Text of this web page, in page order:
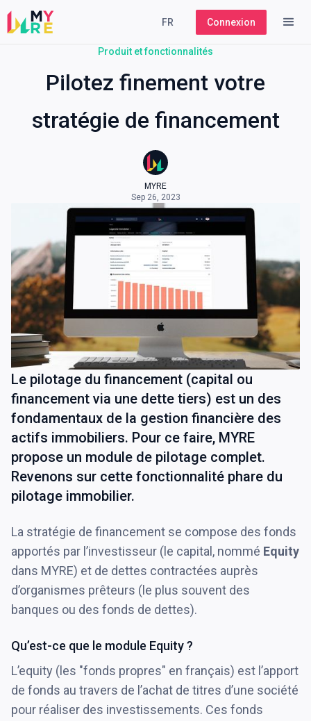
FR Connexion
Produit et fonctionnalités
Pilotez finement votre
stratégie de financement
MYRE
Sep 26, 2023
Le pilotage du financement (capital ou
financement via une dette tiers) est un des
fondamentaux de la gestion financière des
actifs immobiliers. Pour ce faire, MYRE
propose un module de pilotage complet.
Revenons sur cette fonctionnalité phare du
pilotage immobilier.
La stratégie de financement se compose des fonds
apportés par l’investisseur (le capital, nommé Equity
dans MYRE) et de dettes contractées auprès
d’organismes prêteurs (le plus souvent des
banques ou des fonds de dettes).
Qu’est-ce que le module Equity ?
L’equity (les "fonds propres" en français) est l’apport
de fonds au travers de l’achat de titres d’une société
pour réaliser des investissements. Ces fonds